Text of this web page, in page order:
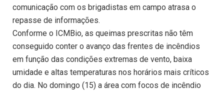
comunicação com os brigadistas em campo atrasa o
repasse de informações.
Conforme o ICMBio, as queimas prescritas não têm
conseguido conter o avanço das frentes de incêndios
em função das condições extremas de vento, baixa
umidade e altas temperaturas nos horários mais críticos
do dia. No domingo (15) a área com focos de incêndio